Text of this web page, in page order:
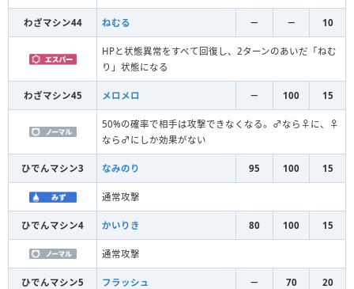
わざマシン44 ねむる － － 10
HPと状態異常をすべて回復し、2ターンのあいだ「ねむ
り」状態になる
わざマシン45 メロメロ － 100 15
50%の確率で相手は攻撃できなくなる。♂なら♀に、♀
なら♂にしか効果がない
ひでんマシン3 なみのり 95 100 15
通常攻撃
ひでんマシン4 かいりき 80 100 15
通常攻撃
ひでんマシン5 フラッシュ － 70 20